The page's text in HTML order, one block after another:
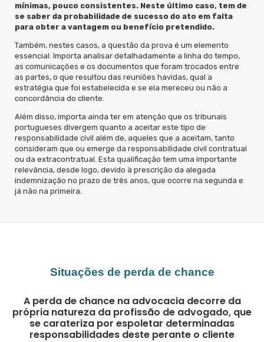
mínimas, pouco consistentes. Neste último caso, tem de
se saber da probabilidade de sucesso do ato em falta
para obter a vantagem ou benefício pretendido.
Também, nestes casos, a questão da prova é um elemento
essencial. Importa analisar detalhadamente a linha do tempo,
as comunicações e os documentos que foram trocados entre
as partes, o que resultou das reuniões havidas, qual a
estratégia que foi estabelecida e se ela mereceu ou não a
concordância do cliente.
Além disso, importa ainda ter em atenção que os tribunais
portugueses divergem quanto a aceitar este tipo de
responsabilidade civil além de, aqueles que a aceitam, tanto
consideram que ou emerge da responsabilidade civil contratual
ou da extracontratual. Esta qualificação tem uma importante
relevância, desde logo, devido à prescrição da alegada
indemnização no prazo de três anos, que ocorre na segunda e
já não na primeira.
Situações de perda de chance
A perda de chance na advocacia decorre da
própria natureza da profissão de advogado, que
se carateriza por espoletar determinadas
responsabilidades deste perante o cliente